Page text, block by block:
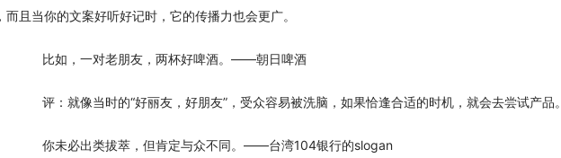
而且当你的文案好听好记时，它的传播力也会更广。
比如，一对老朋友，两杯好啤酒。——朝日啤酒
评：就像当时的“好丽友，好朋友”，受众容易被洗脑，如果恰逢合适的时机，就会去尝试产品。
你未必出类拔萃，但肯定与众不同。——台湾104银行的slogan